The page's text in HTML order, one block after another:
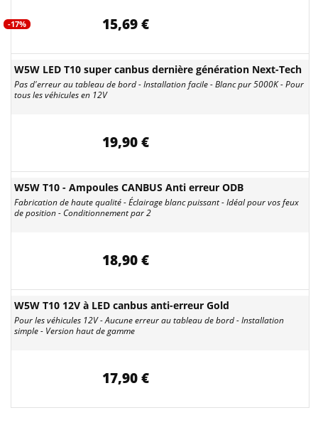
-17% 15,69 €
W5W LED T10 super canbus dernière génération Next-Tech
Pas d'erreur au tableau de bord - Installation facile - Blanc pur 5000K - Pour
tous les véhicules en 12V
19,90 €
W5W T10 - Ampoules CANBUS Anti erreur ODB
Fabrication de haute qualité - Éclairage blanc puissant - Idéal pour vos feux
de position - Conditionnement par 2
18,90 €
W5W T10 12V à LED canbus anti-erreur Gold
Pour les véhicules 12V - Aucune erreur au tableau de bord - Installation
simple - Version haut de gamme
17,90 €